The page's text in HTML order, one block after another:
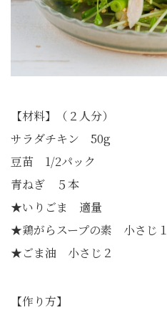
【材料】（２人分）
サラダチキン 50g
豆苗 1/2パック
青ねぎ ５本
★いりごま 適量
★鶏がらスープの素 小さじ１
★ごま油 小さじ２
【作り方】